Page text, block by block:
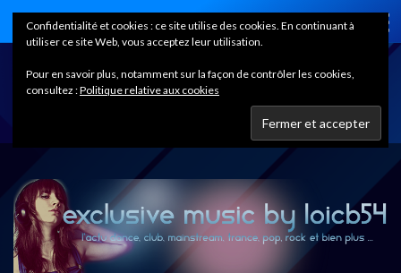
Home
Confidentialité et cookies : ce site utilise des cookies. En continuant à
utiliser ce site Web, vous acceptez leur utilisation.
Pour en savoir plus, notamment sur la façon de contrôler les cookies,
consultez :Politique relative aux cookies